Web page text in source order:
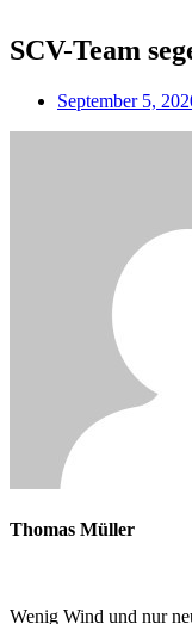
SCV-Team
September 5,
Thomas Müller
Wenig Wind und nur